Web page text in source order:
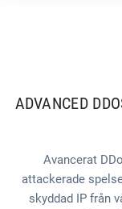
ADVANCED
Avancerat
attackerade
skyddad IP från